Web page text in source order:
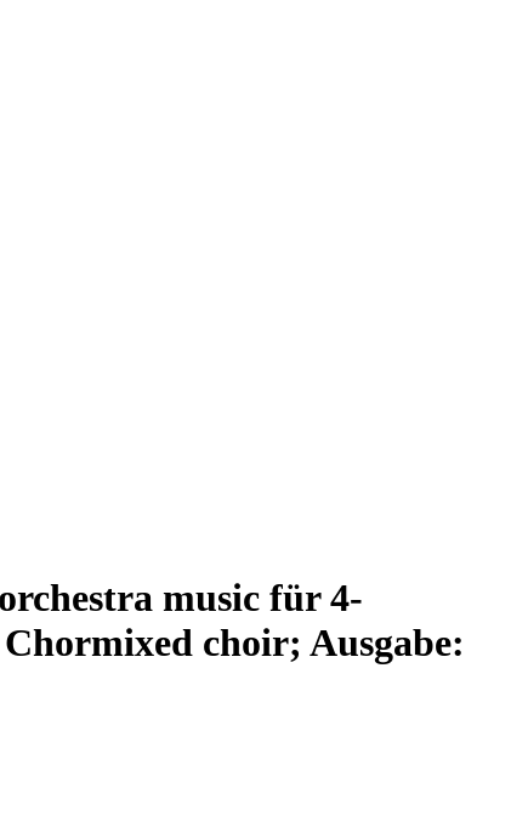
orchestra music für4-
mixed choir; Ausgabe: